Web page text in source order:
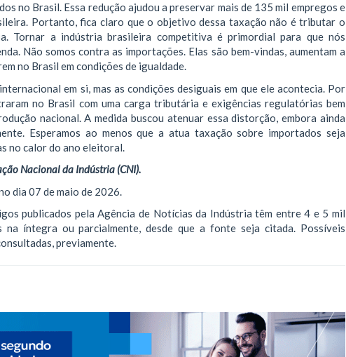
no Brasil. Essa redução ajudou a preservar mais de 135 mil empregos e
Portanto, fica claro que o objetivo dessa taxação não é tributar o
Tornar a indústria brasileira competitiva é primordial para que nós
Não somos contra as importações. Elas são bem-vindas, aumentam a
no Brasil em condições de igualdade.
em si, mas as condições desiguais em que ele acontecia. Por
no Brasil com uma carga tributária e exigências regulatórias bem
nacional. A medida buscou atenuar essa distorção, embora ainda
Esperamos ao menos que a atua taxação sobre importados seja
no calor do ano eleitoral.
Nacional da Indústria (CNI).
dia 07 de maio de 2026.
publicados pela Agência de Notícias da Indústria têm entre 4 e 5 mil
na íntegra ou parcialmente, desde que a fonte seja citada. Possíveis
previamente.